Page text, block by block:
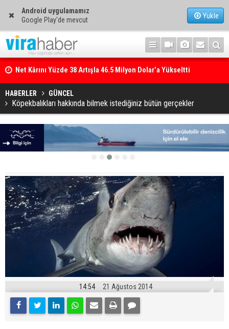
Android uygulamamız
Google Play'de mevcut
Yükle
Net Kârını Yüzde 38 Artışla 46.5 Milyon Dolar’a Yükseltti
HABERLER GÜNCEL
Köpekbalıkları hakkında bilmek istediğiniz bütün gerçekler
14:54 21 Ağustos 2014